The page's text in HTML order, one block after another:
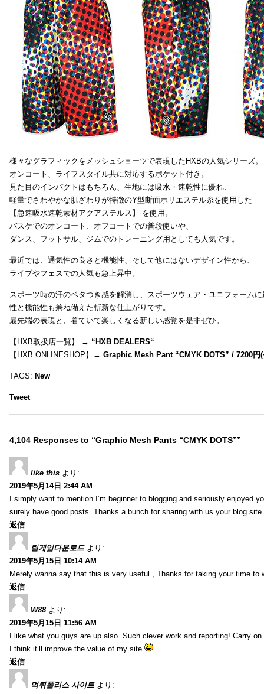
様々なグラフィックをメッシュショーツで表現したHXBの人気シリーズ。
オンコート、ライフスタイル共に対応するポケット付き。
見た目のインパクトはもちろん、生地には吸水・速乾性に優れ、
軽量でさわやかな肌ざわりが特徴のY型断面ポリエステル糸を使用した
【急速吸水速乾素材アクアステルス】 を使用。
バスケでのオンコート、オフコートでの普段使いや、
ダンス、フットサル、ジムでのトレーニング用としても人気です。
最近では、通気性の良さと機能性、そして他にはないデザイン性から、
ライブやフェスでの人気も急上昇中。
スポーツ時の汗のベタつき感を解消し、スポーツウェア・ユニフォーム
性と機能性も兼ね備えた斬新な仕上がりです。
最先端の表現と、着ていて楽しくなる新しい感覚を是非ぜひ。
【HXB取扱店一覧】 → “HXB DEALERS“
【HXB ONLINESHOP】→ Graphic Mesh Pant “CMYK DOTS” / 7200円
TAGS: New
Tweet
4,104 Responses to “Graphic Mesh Pants “CMYK DOTS””
like this より:
2019年5月14日 2:44 AM
I simply want to mention I’m beginner to blogging and seriously enjoyed
surely have good posts. Thanks a bunch for sharing with us your blog site.
返信
릴게임다운로드 より:
2019年5月15日 10:14 AM
Merely wanna say that this is very useful , Thanks for taking your time to
返信
W88 より:
2019年5月15日 11:56 AM
I like what you guys are up also. Such clever work and reporting! Carry
I think it’ll improve the value of my site
返信
먹튀폴리스 사이트 より: